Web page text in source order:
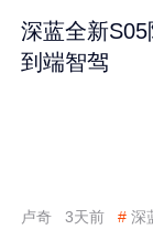
深蓝全新
到端智驾
卢奇 3天前 # 深